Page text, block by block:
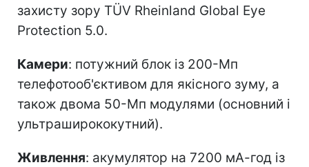
захисту зору TÜV Rheinland Global Eye
Protection 5.0.
Камери: потужний блок із 200-Мп
телефотооб'єктивом для якісного зуму, а
також двома 50-Мп модулями (основний і
ультраширококутний).
Живлення: акумулятор на 7200 мА-год із